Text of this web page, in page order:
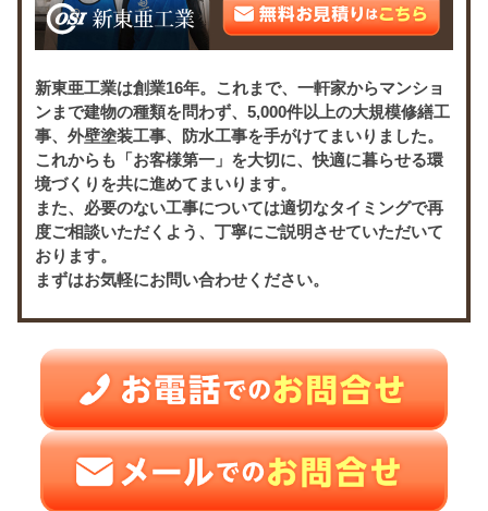
新東亜工業は創業16年。これまで、一軒家からマンショ
ンまで建物の種類を問わず、5,000件以上の大規模修繕工
事、外壁塗装工事、防水工事を手がけてまいりました。
これからも「お客様第一」を大切に、快適に暮らせる環
境づくりを共に進めてまいります。
また、必要のない工事については適切なタイミングで再
度ご相談いただくよう、丁寧にご説明させていただいて
おります。
まずはお気軽にお問い合わせください。